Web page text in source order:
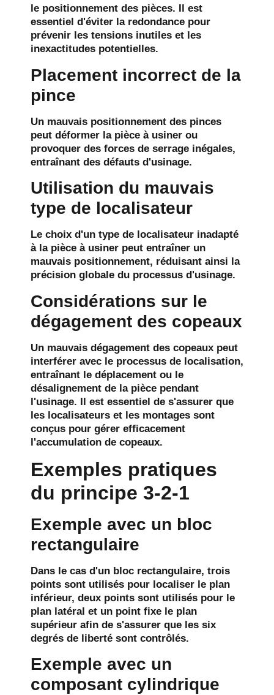
le positionnement des pièces. Il est
essentiel d'éviter la redondance pour
prévenir les tensions inutiles et les
inexactitudes potentielles.
Placement incorrect de la
pince
Un mauvais positionnement des pinces
peut déformer la pièce à usiner ou
provoquer des forces de serrage inégales,
entraînant des défauts d'usinage.
Utilisation du mauvais
type de localisateur
Le choix d'un type de localisateur inadapté
à la pièce à usiner peut entraîner un
mauvais positionnement, réduisant ainsi la
précision globale du processus d'usinage.
Considérations sur le
dégagement des copeaux
Un mauvais dégagement des copeaux peut
interférer avec le processus de localisation,
entraînant le déplacement ou le
désalignement de la pièce pendant
l'usinage. Il est essentiel de s'assurer que
les localisateurs et les montages sont
conçus pour gérer efficacement
l'accumulation de copeaux.
Exemples pratiques
du principe 3-2-1
Exemple avec un bloc
rectangulaire
Dans le cas d'un bloc rectangulaire, trois
points sont utilisés pour localiser le plan
inférieur, deux points sont utilisés pour le
plan latéral et un point fixe le plan
supérieur afin de s'assurer que les six
degrés de liberté sont contrôlés.
Exemple avec un
composant cylindrique